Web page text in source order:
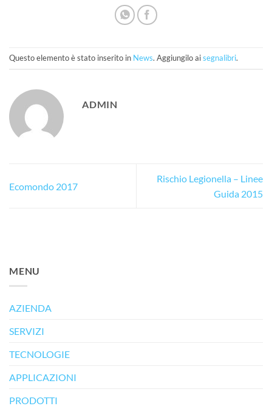
Questo elemento è stato inserito in News. Aggiungilo aisegnalibri.
ADMIN
Ecomondo 2017
Rischio Legionella – Linee
Guida 2015
MENU
AZIENDA
SERVIZI
TECNOLOGIE
APPLICAZIONI
PRODOTTI